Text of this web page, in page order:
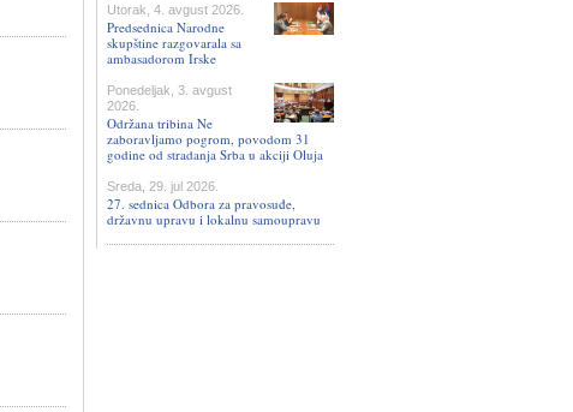
Utorak, 4. avgust 2026.
Predsednica Narodne
skupštine razgovarala sa
ambasadorom Irske
Ponedeljak, 3. avgust
2026.
Održana tribina Ne
zaboravljamo pogrom, povodom 31
godine od stradanja Srba u akciji Oluja
Sreda, 29. jul 2026.
27. sednica Odbora za pravosuđe,
državnu upravu i lokalnu samoupravu